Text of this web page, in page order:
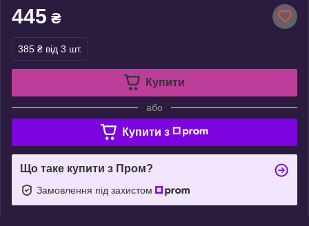
445 ₴
385 ₴ від 3 шт.
Купити
або
Купити з
Що таке купити з Пром?
Замовлення під захистом